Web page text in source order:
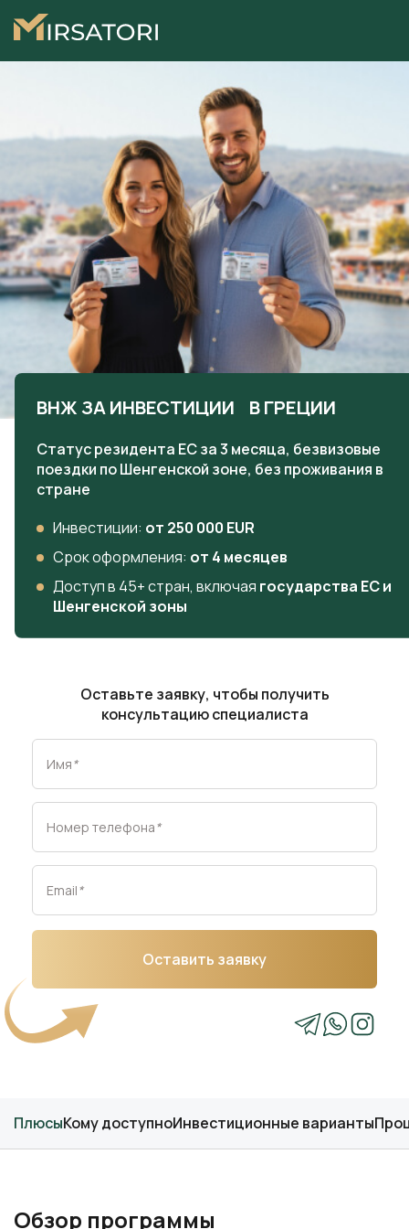
ВНЖ ЗА ИНВЕСТИЦИИ В ГРЕЦИИ
Статус резидента ЕС за 3 месяца, безвизовые
поездки по Шенгенской зоне, без проживания в
стране
Инвестиции: от 250 000 EUR
Срок оформления: от 4 месяцев
Доступ в 45+ стран, включая государства ЕС и
Шенгенской зоны
Оставьте заявку, чтобы получить
консультацию специалиста
Имя*
Номер телефона*
Email*
Оставить заявку
ПлюсыКому доступноИнвестиционные варианты
Обзор программы